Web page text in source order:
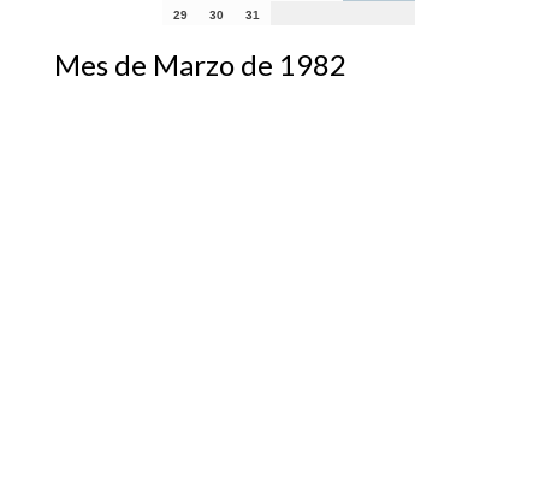
29
30 31
Mes de Marzo de 1982